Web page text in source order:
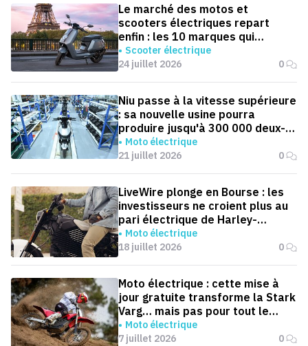
Le marché des motos et
scooters électriques repart
enfin : les 10 marques qui
dominent la France
Scooter électrique
24 juillet 2026
0
Niu passe à la vitesse supérieure
: sa nouvelle usine pourra
produire jusqu'à 300 000 deux-
roues électriques par an
Moto électrique
21 juillet 2026
0
LiveWire plonge en Bourse : les
investisseurs ne croient plus au
pari électrique de Harley-
Davidson
Moto électrique
18 juillet 2026
0
Moto électrique : cette mise à
jour gratuite transforme la Stark
Varg… mais pas pour tout le
monde
Moto électrique
7 juillet 2026
0